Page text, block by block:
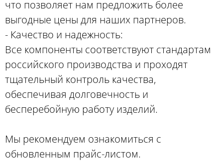
что позволяет нам предложить более
выгодные цены для наших партнеров.
- Качество и надежность:
Все компоненты соответствуют стандартам
российского производства и проходят
тщательный контроль качества,
обеспечивая долговечность и
бесперебойную работу изделий.
Мы рекомендуем ознакомиться с
обновленным прайс-листом.